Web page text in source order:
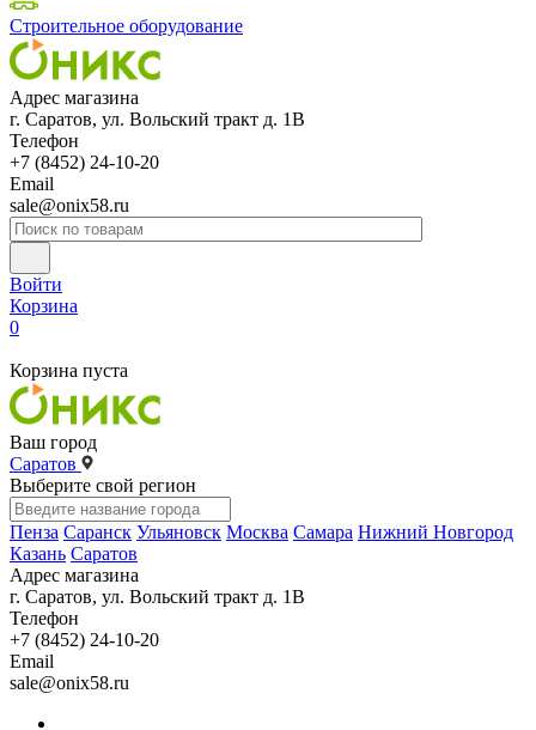
Строительное оборудование
Адрес магазина
г. Саратов, ул. Вольский тракт д. 1В
Телефон
+7 (8452) 24-10-20
Email
sale@onix58.ru
Войти
Корзина
0
Корзина пуста
Ваш город
Саратов
Выберите свой регион
Пенза Саранск Ульяновск Москва Самара Нижний Новгород
Казань Саратов
Адрес магазина
г. Саратов, ул. Вольский тракт д. 1В
Телефон
+7 (8452) 24-10-20
Email
sale@onix58.ru